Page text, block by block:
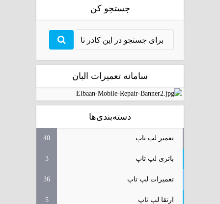
جستجو کن
سامانه تعمیرات البان
دسته‌بندی‌ها
تعمیر لپ تاپ 40
باتری لپ تاپ 3
تعمیرات لپ تاپ 36
ارتقا لپ تاپ 5